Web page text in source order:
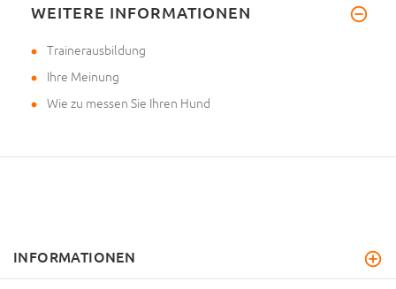
WEITERE INFORMATIONEN
Trainerausbildung
Ihre Meinung
Wie zu messen Sie Ihren Hund
INFORMATIONEN